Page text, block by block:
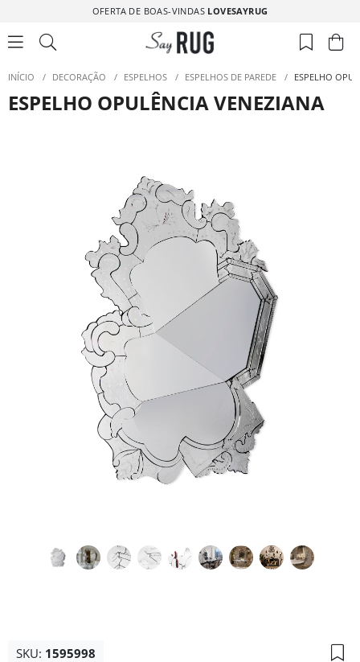
OFERTA DE BOAS-VINDAS LOVESAYRUG
INÍCIO / DECORAÇÃO / ESPELHOS / ESPELHOS DE PAREDE / ESPELHO
ESPELHO OPULÊNCIA VENEZIANA
SKU: 1595998